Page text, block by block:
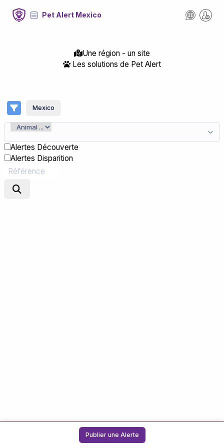
Pet Alert Mexico
Une région - un site
Les solutions de Pet Alert
Mexico
Alertes Découverte
Alertes Disparition
Publier une Alerte